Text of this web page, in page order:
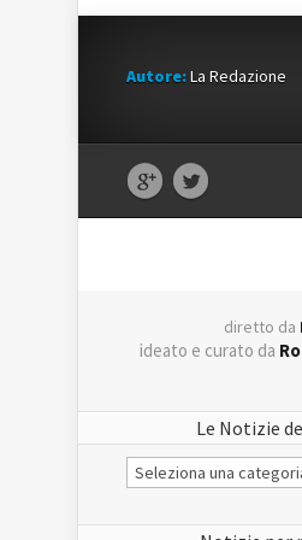
Autore:La Redazione
diretto da
ideato e curato da
Le Notizie
Le
Notizie